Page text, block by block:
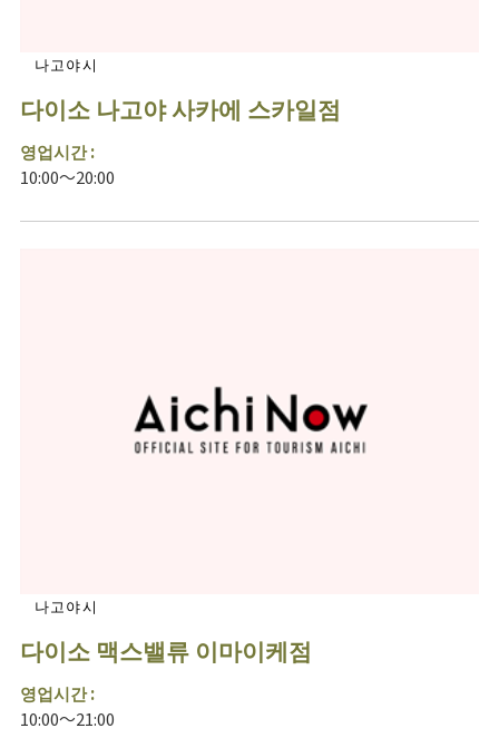
나고야시
다이소 나고야 사카에 스카일점
영업시간 :
10:00～20:00
나고야시
다이소 맥스밸류 이마이케점
영업시간 :
10:00～21:00